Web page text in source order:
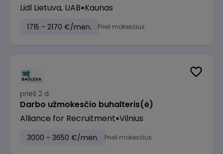
Lidl Lietuva, UAB Kaunas
1715 - 2170 €/mėn. Prieš mokesčius
prieš 2 d.
Darbo užmokesčio buhalteris(ė)
Alliance for Recruitment Vilnius
3000 - 3650 €/mėn. Prieš mokesčius